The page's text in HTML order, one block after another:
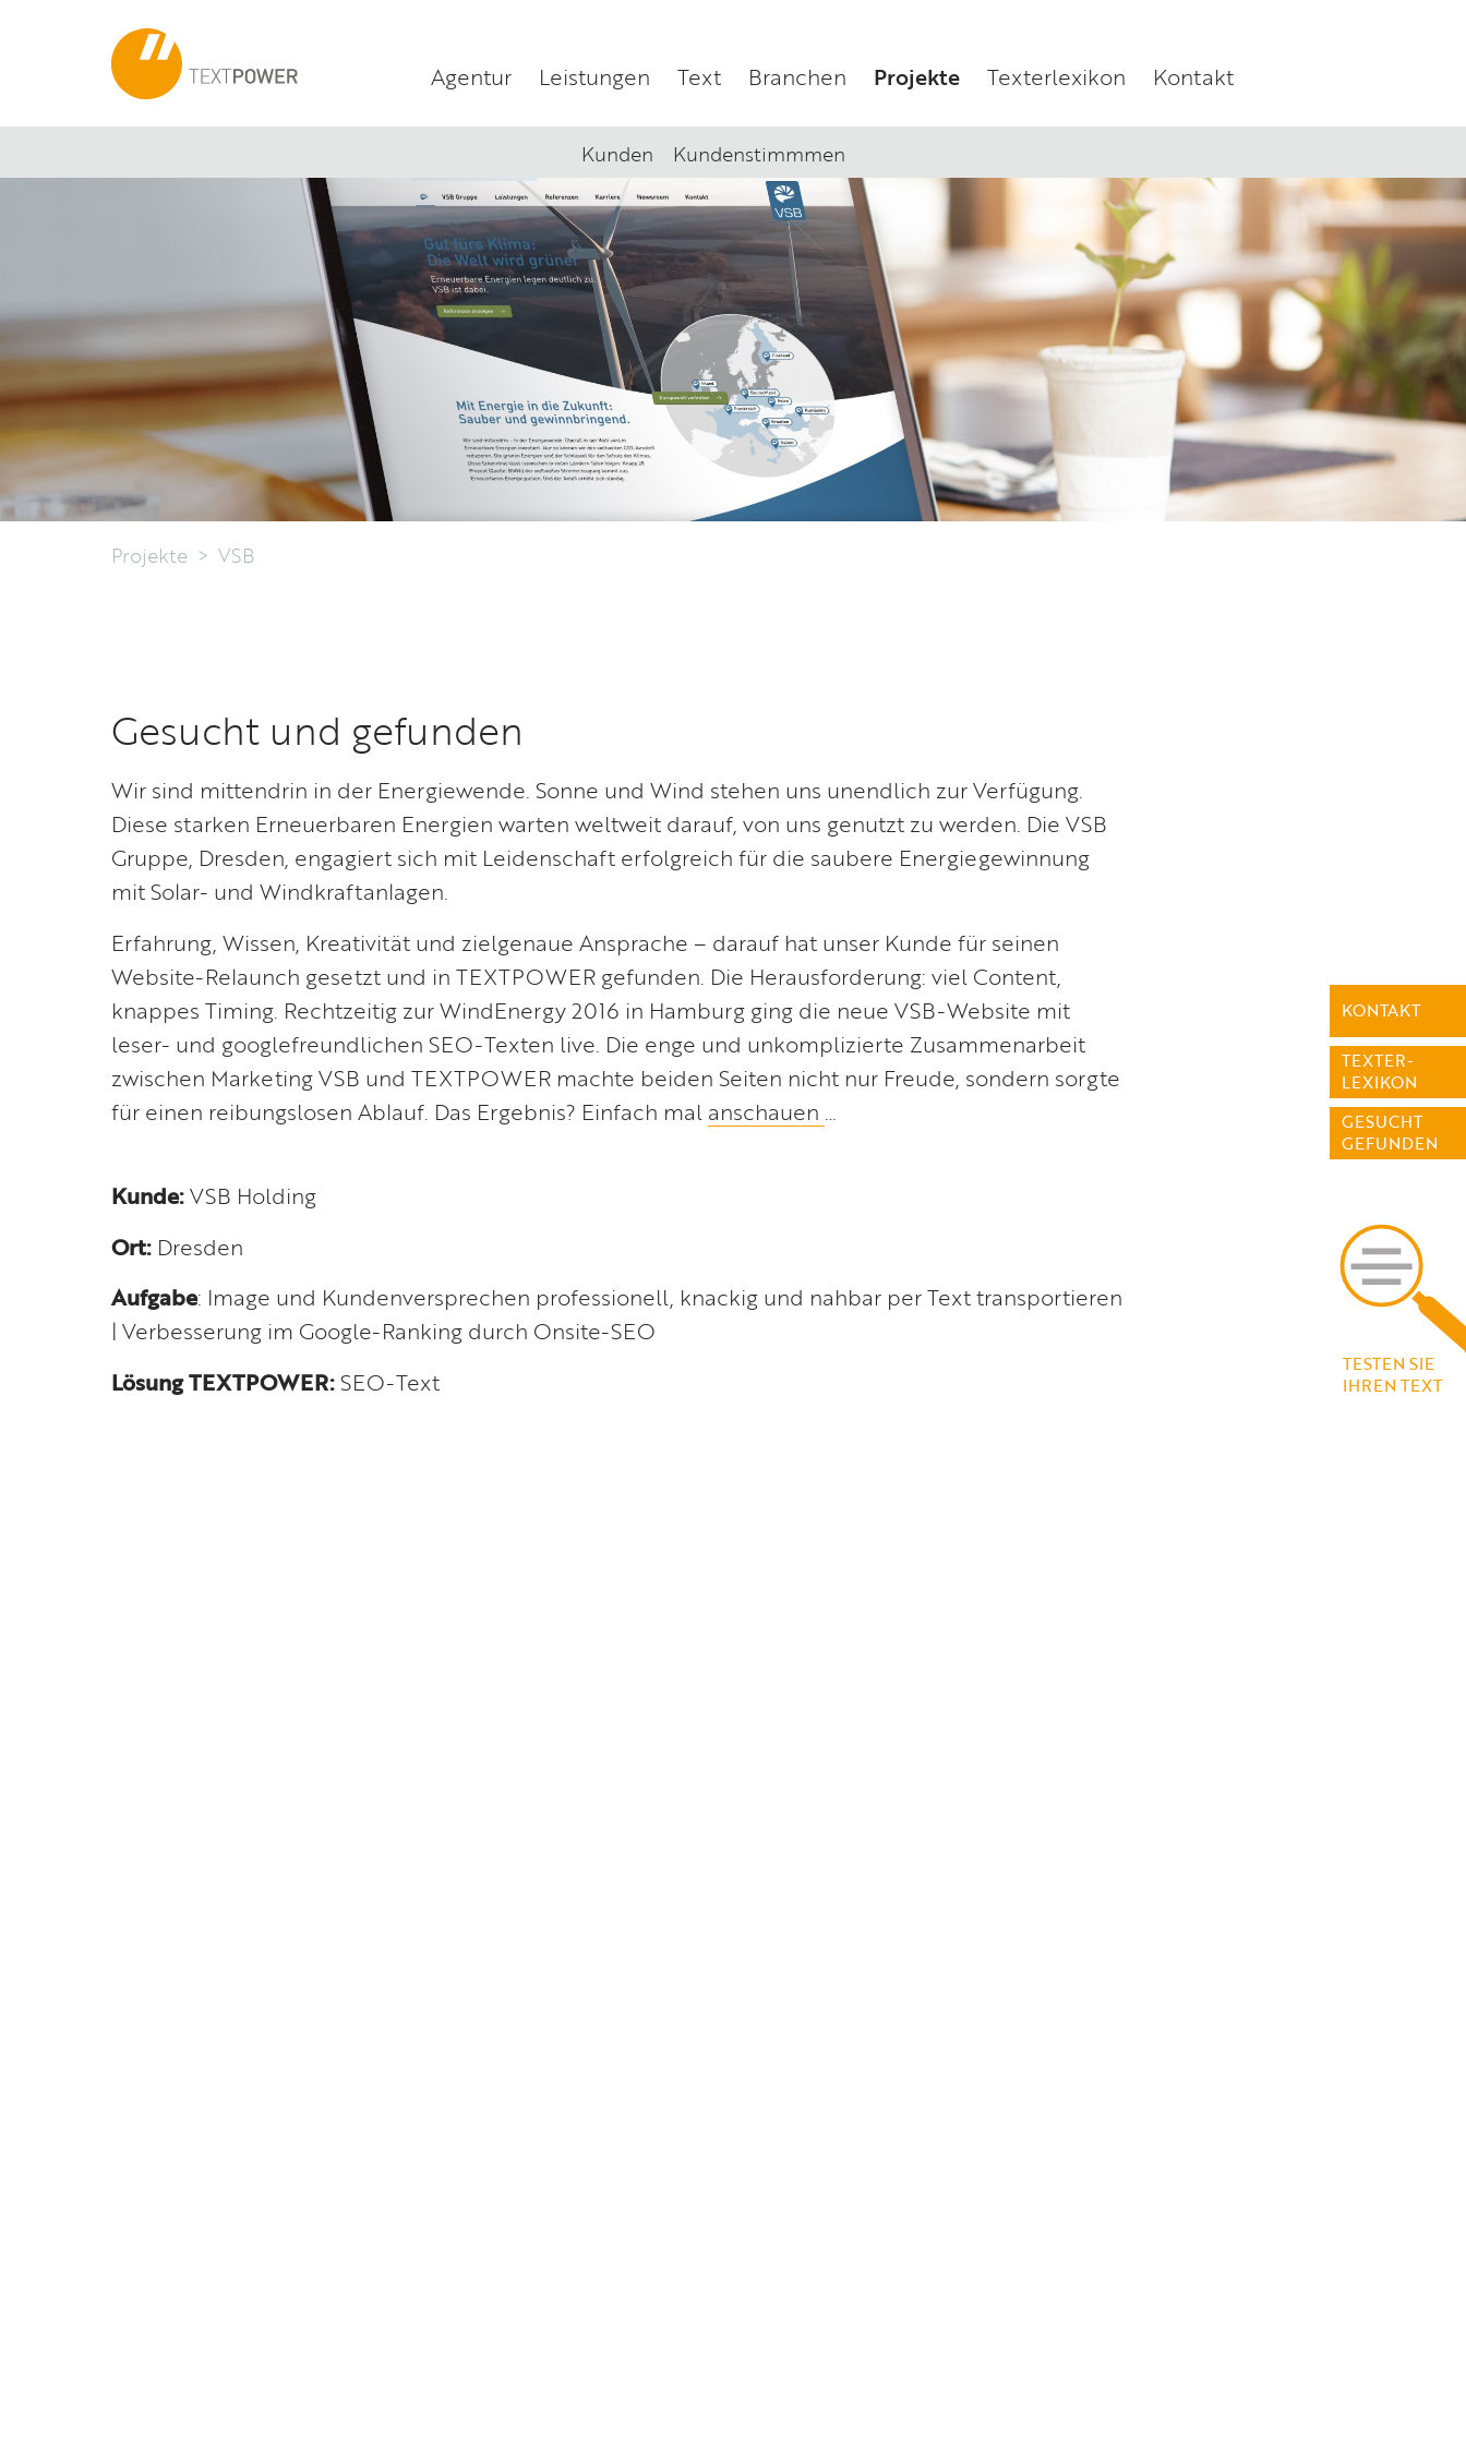
KONTAKT
TEXTER-
LEXIKON
GESUCHT
GEFUNDEN
TESTEN SIE
IHREN TEXT
Agentur Leistungen Text Branchen Projekte
Kunden Kundenstimmmen
Texterlexikon Kontakt
Projekte VSB
Gesucht und gefunden
Wir sind mittendrin in der Energiewende. Sonne und Wind stehen uns unendlich zur Verfügung.
Diese starken Erneuerbaren Energien warten weltweit darauf, von uns genutzt zu werden. Die VSB
Gruppe, Dresden, engagiert sich mit Leidenschaft erfolgreich für die saubere Energiegewinnung
mit Solar- und Windkraftanlagen.
Erfahrung, Wissen, Kreativität und zielgenaue Ansprache – darauf hat unser Kunde für seinen
Website-Relaunch gesetzt und in TEXTPOWER gefunden. Die Herausforderung: viel Content,
knappes Timing. Rechtzeitig zur WindEnergy 2016 in Hamburg ging die neue VSB-Website mit
leser- und googlefreundlichen SEO-Texten live. Die enge und unkomplizierte Zusammenarbeit
zwischen Marketing VSB und TEXTPOWER machte beiden Seiten nicht nur Freude, sondern sorgte
für einen reibungslosen Ablauf. Das Ergebnis? Einfach mal anschauen …
Kunde:VSB Holding
Ort: Dresden
Aufgabe: Image und Kundenversprechen professionell, knackig und nahbar per Text transportieren
| Verbesserung im Google-Ranking durch Onsite-SEO
Lösung TEXTPOWER:SEO-Text